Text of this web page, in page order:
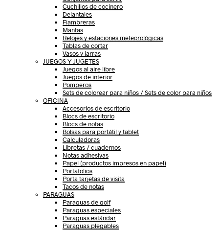
Cuchillos de cocinero
Delantales
Fiambreras
Mantas
Relojes y estaciones meteorológicas
Tablas de cortar
Vasos y jarras
JUEGOS Y JUGETES
Juegos al aire libre
Juegos de interior
Pomperos
Sets de colorear para niños / Sets de color para niños
OFICINA
Accesorios de escritorio
Blocs de escritorio
Blocs de notas
Bolsas para portátil y tablet
Calculadoras
Libretas / cuadernos
Notas adhesivas
Papel (productos impresos en papel)
Portafolios
Porta tarjetas de visita
Tacos de notas
PARAGUAS
Paraguas de golf
Paraguas especiales
Paraguas estándar
Paraguas plegables